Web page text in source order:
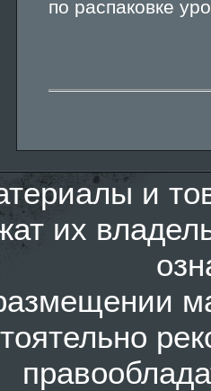
по распаковке
и
их